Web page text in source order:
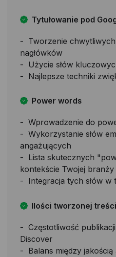
Tytułowanie pod
Tworzenie
nagłówków
Użycie słów
Najlepsze techniki
Power words
Wprowadzenie do
Wykorzystanie słów
angażujących
Lista skutecznych
kontekście Twojej branży
Integracja tych słów w
Ilości tworzonej treści
Częstotliwość
Discover
Balans między